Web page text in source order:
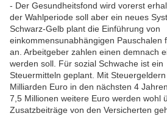
- Der Gesundheitsfond wird vorerst
der Wahlperiode soll aber ein neues
Schwarz-Gelb plant die Einführung von
einkommensunabhängigen Pauschalen
an. Arbeitgeber zahlen einen demnach
werden soll. Für sozial Schwache ist
Steuermitteln geplant. Mit
Milliarden Euro in den nächsten 4
7,5 Millionen weitere Euro werden wohl
Zusatzbeiträge von den Versicherten